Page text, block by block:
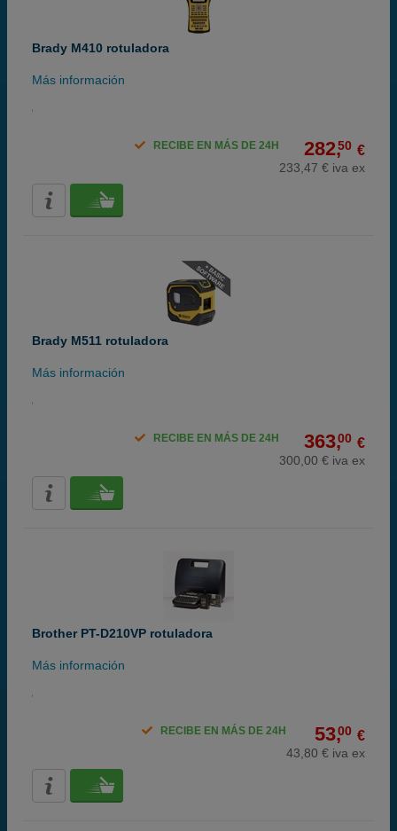
Brady M410 rotuladora
Más información
282,50 €
233,47 € iva ex
RECIBE EN MÁS DE 24H
Brady M511 rotuladora
Más información
363,00 €
300,00 € iva ex
RECIBE EN MÁS DE 24H
Brother PT-D210VP rotuladora
Más información
53,00 €
43,80 € iva ex
RECIBE EN MÁS DE 24H